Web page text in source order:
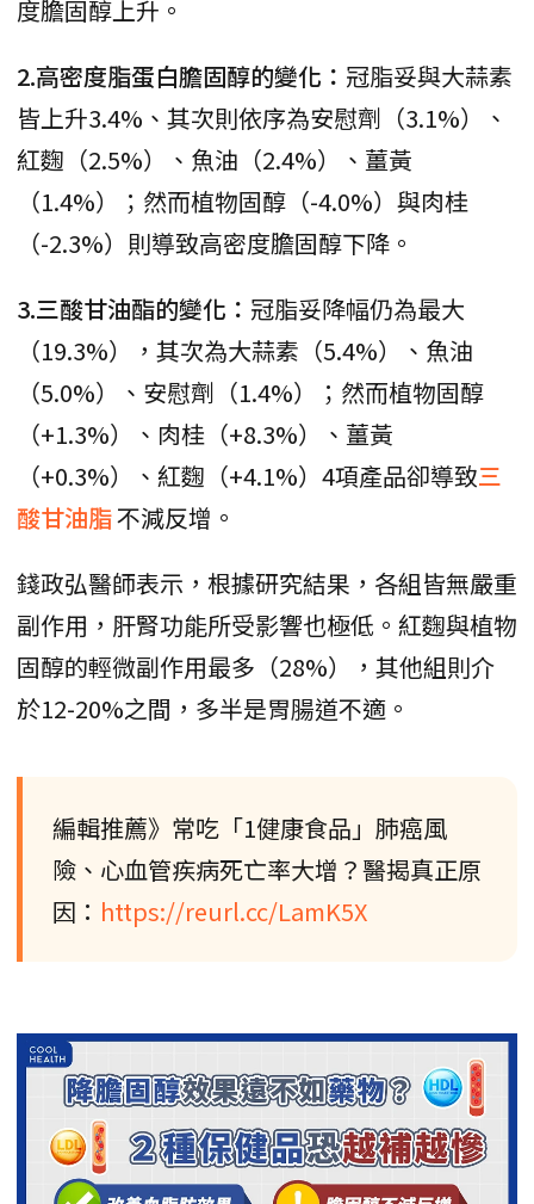
度膽固醇上升。
2.高密度脂蛋白膽固醇的變化： 冠脂妥與大蒜素
皆上升3.4%、其次則依序為安慰劑（3.1%）、
紅麴（2.5%）、魚油（2.4%）、薑黃
（1.4%）；然而植物固醇（-4.0%）與肉桂
（-2.3%）則導致高密度膽固醇下降。
3.三酸甘油酯的變化： 冠脂妥降幅仍為最大
（19.3%），其次為大蒜素（5.4%）、魚油
（5.0%）、安慰劑（1.4%）；然而植物固醇
（+1.3%）、肉桂（+8.3%）、薑黃
（+0.3%）、紅麴（+4.1%）4項產品卻導致三
酸甘油脂不減反增。
錢政弘醫師表示，根據研究結果，各組皆無嚴重
副作用，肝腎功能所受影響也極低。紅麴與植物
固醇的輕微副作用最多（28%），其他組則介
於12-20%之間，多半是胃腸道不適。
編輯推薦》常吃「1健康食品」肺癌風
險、心血管疾病死亡率大增？醫揭真正原
因： https://reurl.cc/LamK5X